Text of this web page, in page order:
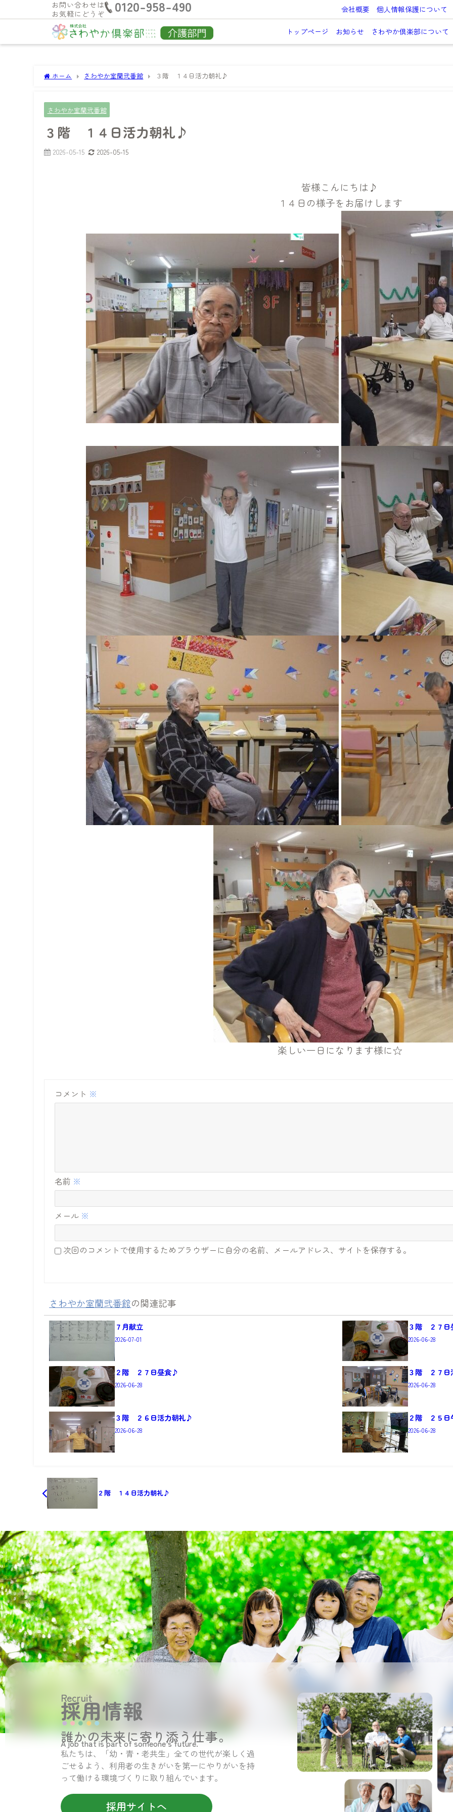
お問い合わせは
お気軽にどうぞ
0120-958-490 会社概要 個人情報保護について
トップページ お知らせ さわやか倶楽部について
ホーム さわやか室蘭弐番館 ３階 １４日活力朝礼♪
さわやか室蘭弐番館
３階 １４日活力朝礼♪
2026-05-15 2026-05-15
皆様こんにちは♪
１４日の様子をお届けします
楽しい一日になります様に☆
コメント ※
名前 ※
メール ※
次回のコメントで使用するためブラウザーに自分の名前、メールアドレス、サイトを保存する。
さわやか室蘭弐番館の関連記事
７月献立
2026-07-01
３階 ２７
2026-06-28
２階 ２７日昼食♪
2026-06-28
３階 ２７日
2026-06-28
３階 ２６日活力朝礼♪
2026-06-28
２階 ２５
2026-06-28
２階 １４日活力朝礼♪
Recruit
採用情報
誰かの未来に寄り添う仕事。
A job that is part of someone’s future.
私たちは、「幼・青・老共生」全ての世代が楽しく過
ごせるよう、利用者の生きがいを第一にやりがいを持
って働ける環境づくりに取り組んでいます。
採用サイトへ